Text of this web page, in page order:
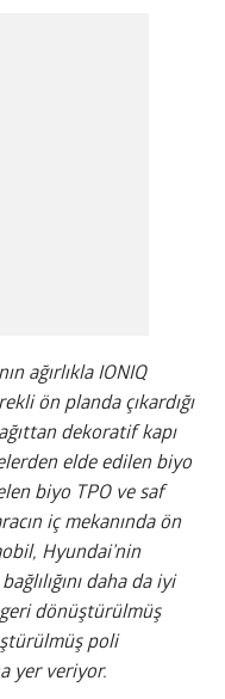
ağırlıkla IONIQ
ön planda çıkardığı
dekoratif kapı
elde edilen biyo
biyo TPO ve saf
iç mekanında ön
Hyundai’nin
daha da iyi
dönüştürülmüş
poli
yer veriyor.